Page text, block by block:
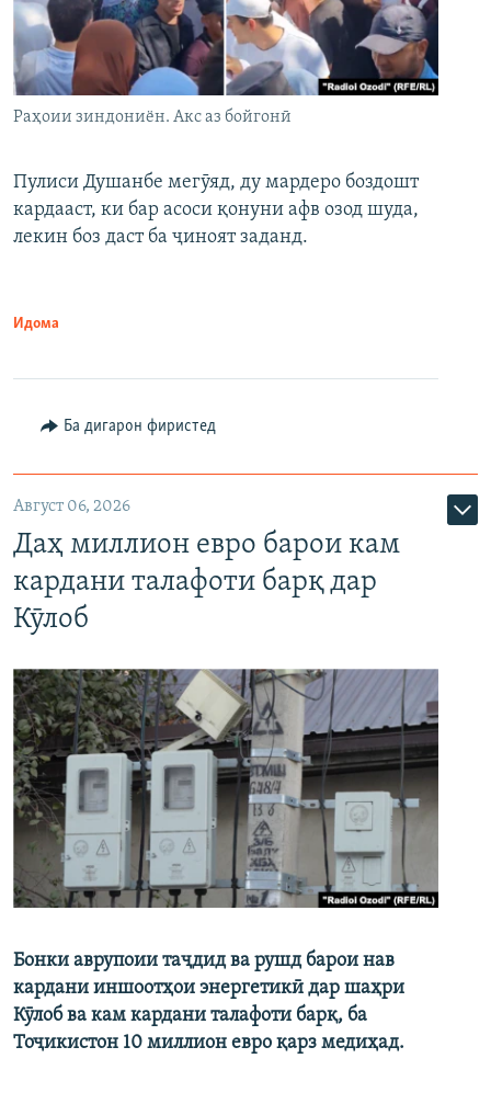
Раҳоии зиндониён. Акс аз бойгонӣ
Пулиси Душанбе мегӯяд, ду мардеро боздошт
кардааст, ки бар асоси қонуни афв озод шуда,
лекин боз даст ба ҷиноят заданд.
Идома
Ба дигарон фиристед
Август 06, 2026
Даҳ миллион евро барои кам
кардани талафоти барқ дар
Кӯлоб
Бонки аврупоии таҷдид ва рушд барои нав
кардани иншоотҳои энергетикӣ дар шаҳри
Кӯлоб ва кам кардани талафоти барқ, ба
Тоҷикистон 10 миллион евро қарз медиҳад.